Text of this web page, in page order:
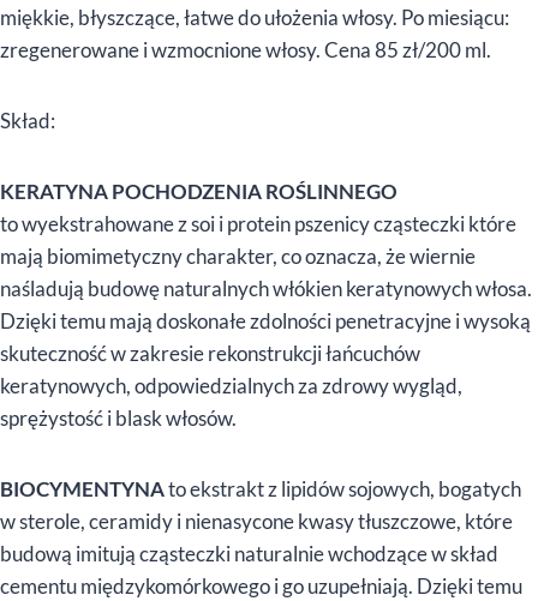
miękkie, błyszczące, łatwe do ułożenia włosy. Po miesiącu:
zregenerowane i wzmocnione włosy. Cena 85 zł/200 ml.
Skład:
KERATYNA POCHODZENIA ROŚLINNEGO
to wyekstrahowane z soi i protein pszenicy cząsteczki które
mają biomimetyczny charakter, co oznacza, że wiernie
naśladują budowę naturalnych włókien keratynowych włosa.
Dzięki temu mają doskonałe zdolności penetracyjne i wysoką
skuteczność w zakresie rekonstrukcji łańcuchów
keratynowych, odpowiedzialnych za zdrowy wygląd,
sprężystość i blask włosów.
BIOCYMENTYNAto ekstrakt z lipidów sojowych, bogatych
w sterole, ceramidy i nienasycone kwasy tłuszczowe, które
budową imitują cząsteczki naturalnie wchodzące w skład
cementu międzykomórkowego i go uzupełniają. Dzięki temu